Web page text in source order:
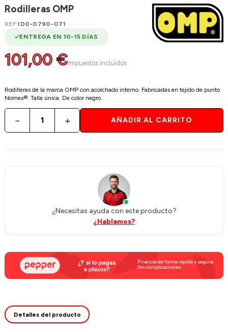
Rodilleras OMP
REF:ID0-0790-071
ENTREGA EN 10-15 DÍAS
101,00 € Impuestos incluidos
Rodilleras de la marca OMP con acolchado interno. Fabricadas en tejido de punto
Nomex®. Talla única. De color negro.
− + AÑADIR AL CARRITO
¿Necesitas ayuda con este producto?
¿Hablamos?
Detalles del producto